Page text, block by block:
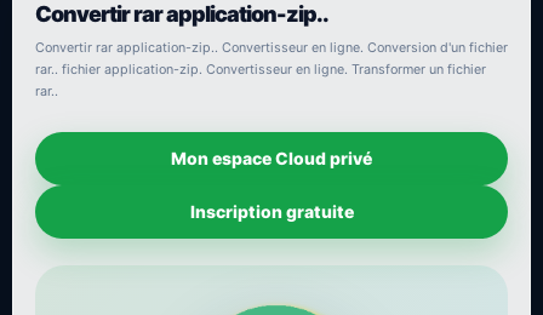
Convertir rar application-zip..
Convertir rar application-zip.. Convertisseur en ligne. Conversion d'un fichier
rar.. fichier application-zip. Convertisseur en ligne. Transformer un fichier
rar..
Mon espace Cloud privé
Inscription gratuite